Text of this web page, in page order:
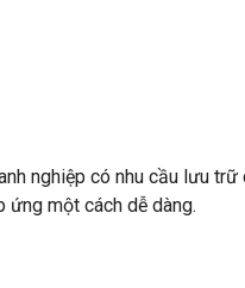
nghiệp có nhu cầu lưu
một cách dễ dàng.